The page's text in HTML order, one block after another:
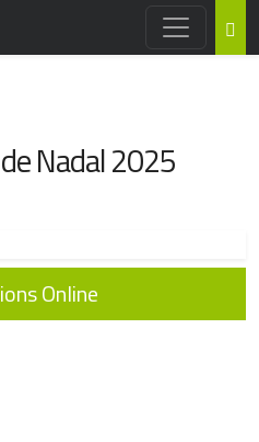
Nadal 2025
Online